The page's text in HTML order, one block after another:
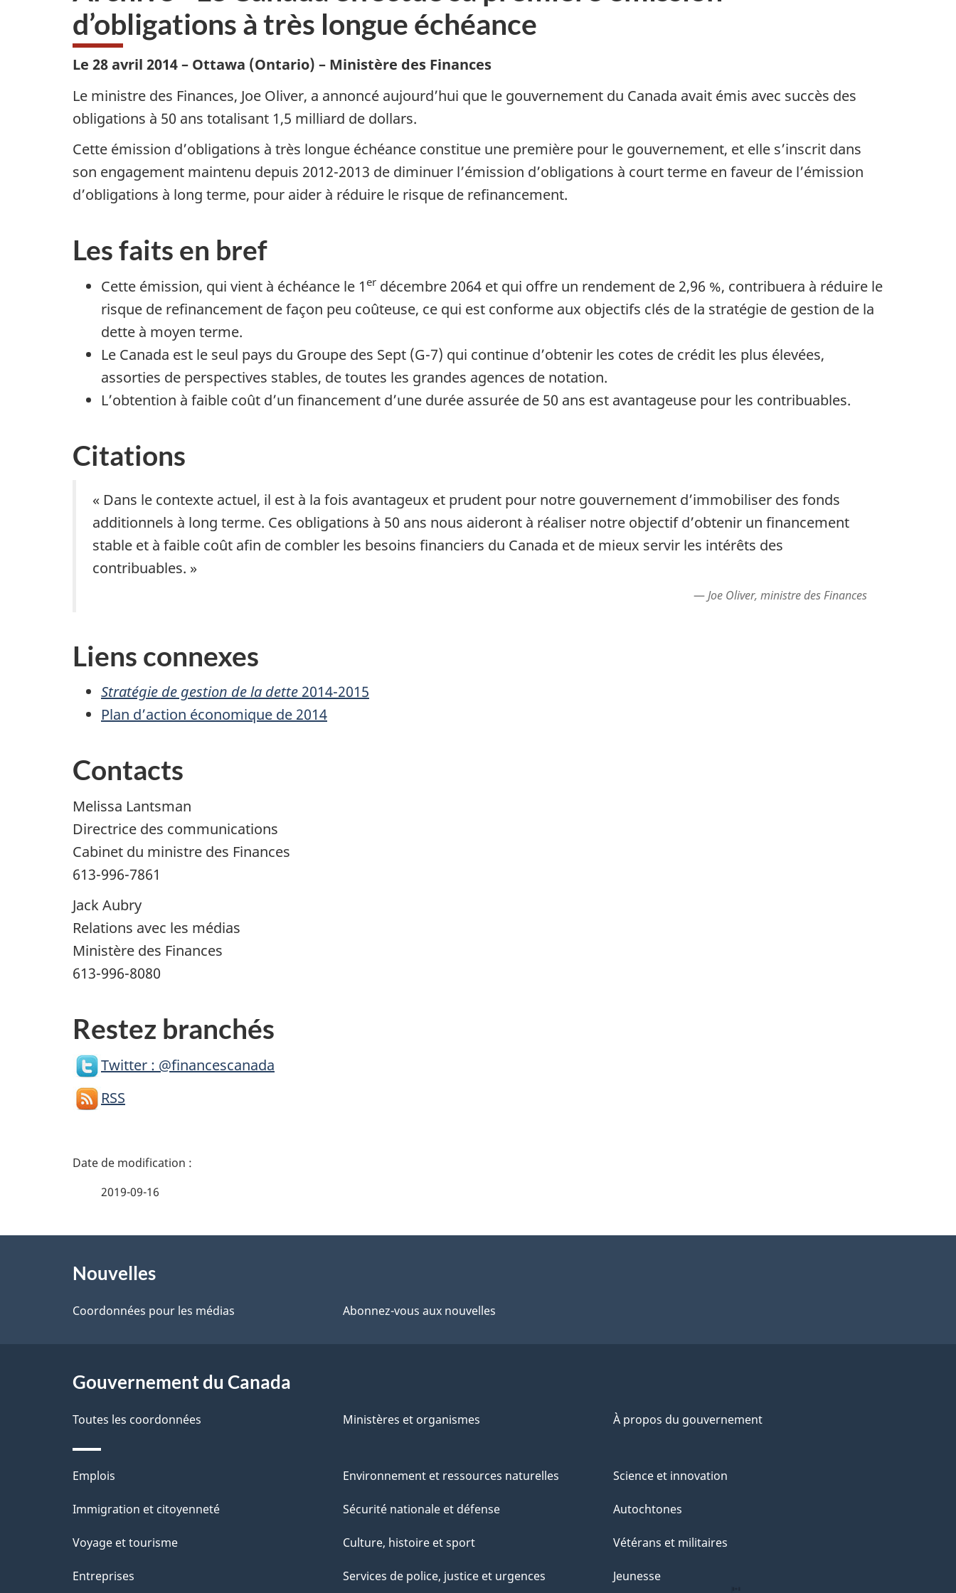
d’obligations à très longue échéance
Le 28 avril 2014 – Ottawa (Ontario) – Ministère des Finances
Le ministre des Finances, Joe Oliver, a annoncé aujourd’hui que le gouvernement du Canada avait émis avec succès des
obligations à 50 ans totalisant 1,5 milliard de dollars.
Cette émission d’obligations à très longue échéance constitue une première pour le gouvernement, et elle s’inscrit dans
son engagement maintenu depuis 2012-2013 de diminuer l’émission d’obligations à court terme en faveur de l’émission
d’obligations à long terme, pour aider à réduire le risque de refinancement.
Les faits en bref
Cette émission, qui vient à échéance le 1 er décembre 2064 et qui offre un rendement de 2,96 %, contribuera à réduire le
risque de refinancement de façon peu coûteuse, ce qui est conforme aux objectifs clés de la stratégie de gestion de la
dette à moyen terme.
Le Canada est le seul pays du Groupe des Sept (G-7) qui continue d’obtenir les cotes de crédit les plus élevées,
assorties de perspectives stables, de toutes les grandes agences de notation.
L’obtention à faible coût d’un financement d’une durée assurée de 50 ans est avantageuse pour les contribuables.
Citations
« Dans le contexte actuel, il est à la fois avantageux et prudent pour notre gouvernement d’immobiliser des fonds
additionnels à long terme. Ces obligations à 50 ans nous aideront à réaliser notre objectif d’obtenir un financement
stable et à faible coût afin de combler les besoins financiers du Canada et de mieux servir les intérêts des
contribuables. »
Joe Oliver, ministre des Finances
Liens connexes
Stratégie de gestion de la dette 2014-2015
Plan d’action économique de 2014
Contacts
Melissa Lantsman
Directrice des communications
Cabinet du ministre des Finances
613-996-7861
Jack Aubry
Relations avec les médias
Ministère des Finances
613-996-8080
Restez branchés
Twitter : @financescanada
RSS
D
a
l
d
e
l
2019-09-16
proposNouvelles
Coordonnées pour les médias Abonnez-vous aux nouvelles
Gouvernement du Canada
Toutes les coordonnées Ministères et organismes À propos du gouvernement
Thèmes
et
Emplois
Immigration et citoyenneté
Voyage et tourisme
Entreprises
Environnement et ressources naturelles
Sécurité nationale et défense
Culture, histoire et sport
Services de police, justice et urgences
Science et innovation
Autochtones
Vétérans et militaires
Jeunesse